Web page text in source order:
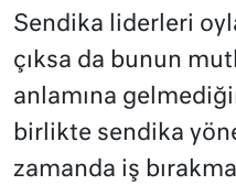
Sendika liderleri
çıksa da bunun
anlamına
birlikte sendika
zamanda iş